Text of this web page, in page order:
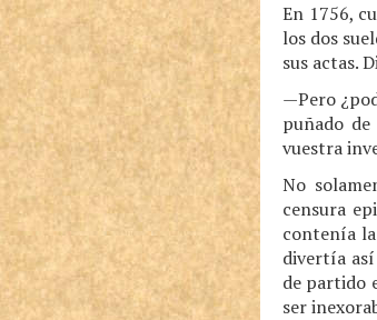
En 1756,
los dos
sus actas.
—Pero
puñado
vuestra
No
censura
contenía
divertía así
de partido
ser